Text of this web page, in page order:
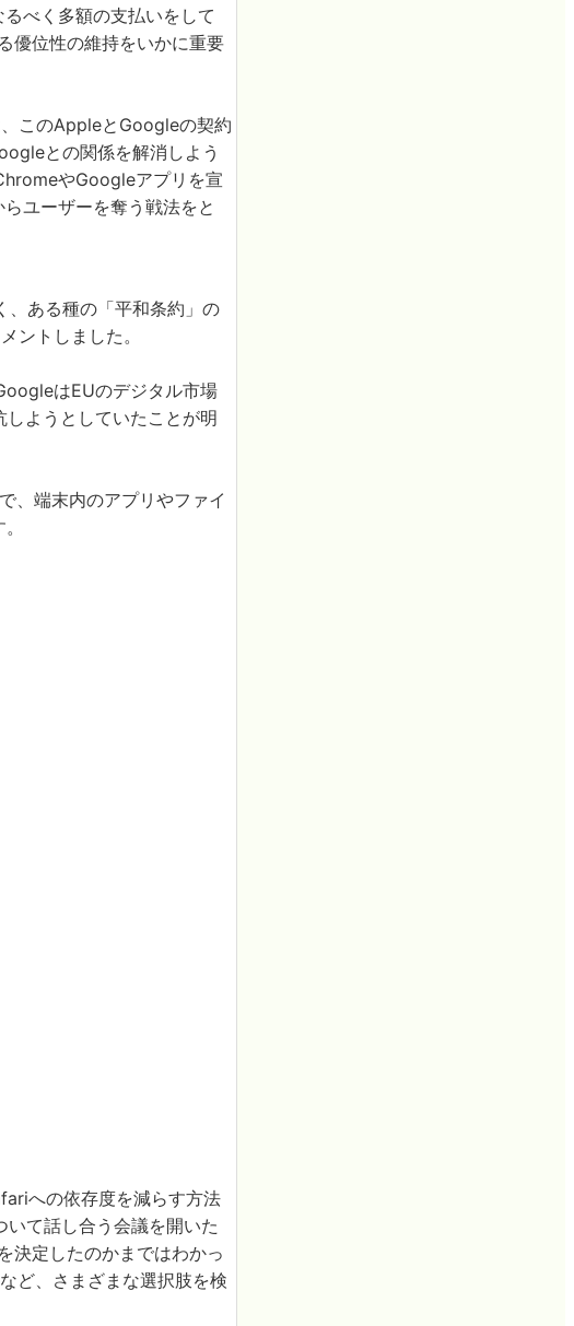
べく多額の支払いをして
優位性の維持をいかに重要
このAppleとGoogleの契約
との関係を解消しよう
やGoogleアプリを宣
ユーザーを奪う戦法をと
、ある種の「平和条約」の
ントしました。
はEUのデジタル市場
ようとしていたことが明
、端末内のアプリやファイ
への依存度を減らす方法
て話し合う会議を開いた
決定したのかまではわかっ
ど、さまざまな選択肢を検